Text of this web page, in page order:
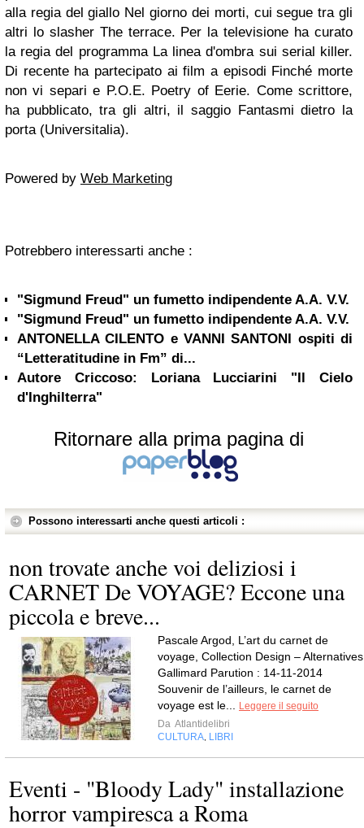
alla regia del giallo Nel giorno dei morti, cui segue tra gli
altri lo slasher The terrace. Per la televisione ha curato
la regia del programma La linea d'ombra sui serial killer.
Di recente ha partecipato ai film a episodi Finché morte
non vi separi e P.O.E. Poetry of Eerie. Come scrittore,
ha pubblicato, tra gli altri, il saggio Fantasmi dietro la
porta (Universitalia).
Powered by Web Marketing
Potrebbero interessarti anche :
"Sigmund Freud" un fumetto indipendente A.A. V.V.
"Sigmund Freud" un fumetto indipendente A.A. V.V.
ANTONELLA CILENTO e VANNI SANTONI ospiti di
“Letteratitudine in Fm” di...
Autore Criccoso: Loriana Lucciarini "Il Cielo
d'Inghilterra"
Ritornare alla prima pagina di
Possono interessarti anche questi articoli :
non trovate anche voi deliziosi i
CARNET De VOYAGE? Eccone una
piccola e breve...
Pascale Argod, L’art du carnet de
voyage, Collection Design –
Gallimard Parution : 14-11-2014
Souvenir de l’ailleurs, le carnet de
voyage est le...
Leggere il seguito
Da Atlantidelibri
CULTURA LIBRI
Eventi - "Bloody Lady" installazione
horror vampiresca a Roma